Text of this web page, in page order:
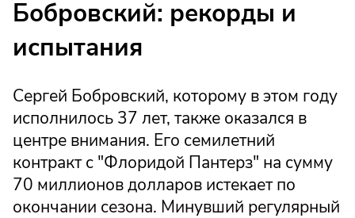
Бобровский: рекорды и
испытания
Сергей Бобровский, которому в этом году
исполнилось 37 лет, также оказался в
центре внимания. Его семилетний
контракт с "Флоридой Пантерз" на сумму
70 миллионов долларов истекает по
окончании сезона. Минувший регулярный